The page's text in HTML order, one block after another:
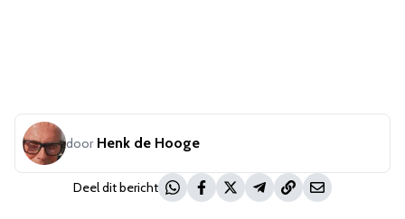
door Henk de Hooge
Deel dit bericht